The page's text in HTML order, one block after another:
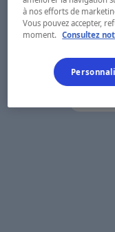
à nos efforts de
Vous pouvez accepter,
moment.
Consultez